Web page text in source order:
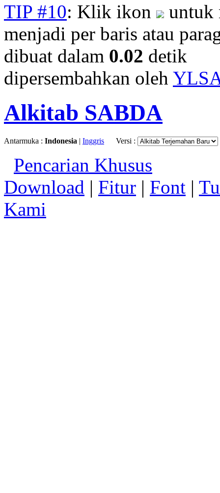
TIP #10: Klik ikon
untuk
menjadi per baris atau
dibuat dalam 0.02 detik
dipersembahkan oleh
Alkitab SABDA
Antarmuka : Indonesia | Inggris Versi :
Pencarian Khusus
Download | Fitur | Font |
Kami